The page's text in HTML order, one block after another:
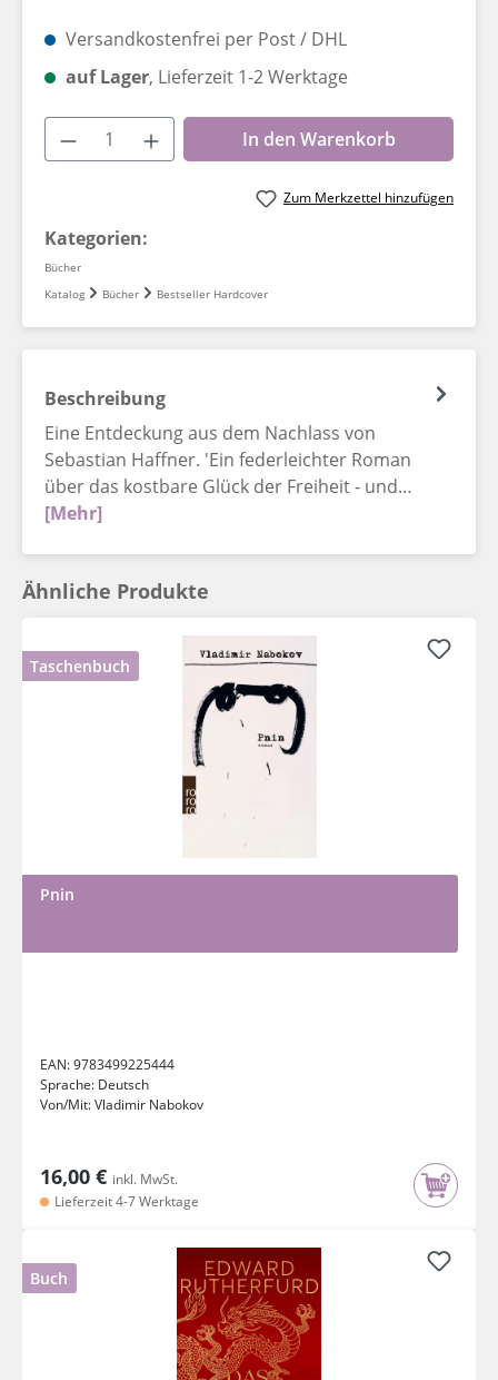
Versandkostenfrei per Post / DHL
auf Lager, Lieferzeit 1-2 Werktage
Produkt Anzahl: Gib den
In den Warenkorb
Zum Merkzettel hinzufügen
Kategorien:
Bücher
Katalog
Bücher Bestseller Hardcover
Beschreibung
Eine Entdeckung aus dem Nachlass von
Sebastian Haffner. 'Ein federleichter Roman
über das kostbare Glück der Freiheit - und…
[Mehr]
Ähnliche Produkte
Taschenbuch
Pnin
EAN:9783499225444
Sprache: Deutsch
Von/Mit:Vladimir Nabokov
16,00 € inkl. MwSt.
Lieferzeit 4-7 Werktage
Buch